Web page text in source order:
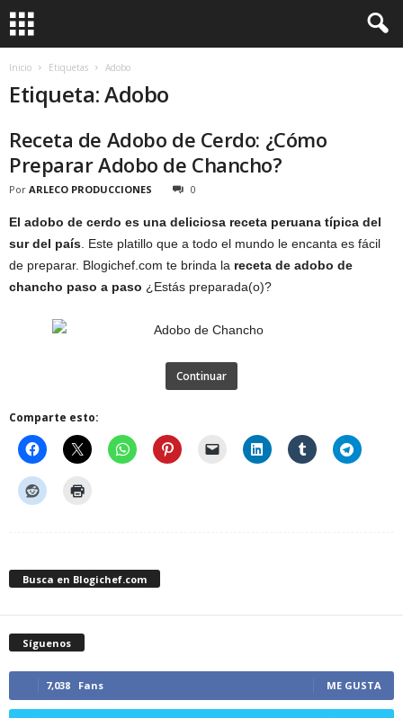
Inicio Etiquetas Adobo
Etiqueta: Adobo
Receta de Adobo de Cerdo: ¿Cómo
Preparar Adobo de Chancho?
Por ARLECO PRODUCCIONES 0
El adobo de cerdo es una deliciosa receta peruana típica del
sur del país . Este platillo que a todo el mundo le encanta es fácil
de preparar. Blogichef.com te brinda la receta de adobo de
chancho paso a paso ¿Estás preparada(o)?
Continuar
Comparte esto:
Busca en Blogichef.com
Síguenos
7,038 Fans ME GUSTA